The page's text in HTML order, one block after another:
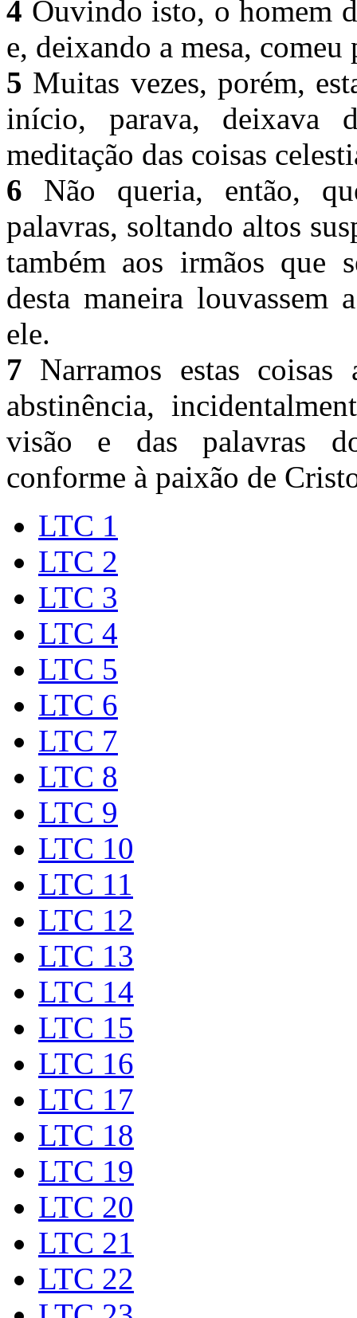
4 Ouvindo isto, o homem
e, deixando a mesa,
5 Muitas vezes, porém,
início, parava, deixava
meditação das coisas
6 Não queria, então,
palavras, soltando altos
também aos irmãos que
desta maneira louvassem
ele.
7 Narramos estas
abstinência,
visão e das palavras
conforme à paixão de
LTC 1
LTC 2
LTC 3
LTC 4
LTC 5
LTC 6
LTC 7
LTC 8
LTC 9
LTC 10
LTC 11
LTC 12
LTC 13
LTC 14
LTC 15
LTC 16
LTC 17
LTC 18
LTC 19
LTC 20
LTC 21
LTC 22